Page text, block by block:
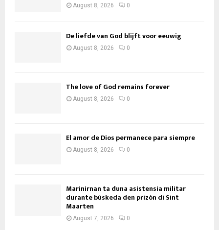
August 8, 2026 0
De liefde van God blijft voor eeuwig
August 8, 2026 0
The love of God remains forever
August 8, 2026 0
El amor de Dios permanece para siempre
August 8, 2026 0
Marinirnan ta duna asistensia militar
durante búskeda den prizòn di Sint
Maarten
August 7, 2026 0